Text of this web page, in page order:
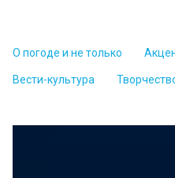
О погоде и не только
Вести-культура